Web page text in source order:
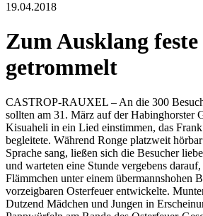
19.04.2018
Zum Ausklang feste
getrommelt
CASTROP-RAUXEL – An die 300
sollten am 31. März auf der Habinghorster
Kisuaheli in ein Lied einstimmen, das
begleitete. Während Ronge platzweit
Sprache sang, ließen sich die Besucher
und warteten eine Stunde vergebens
Flämmchen unter einem übermannshohen
vorzeigbaren Osterfeuer entwickelte.
Dutzend Mädchen und Jungen in